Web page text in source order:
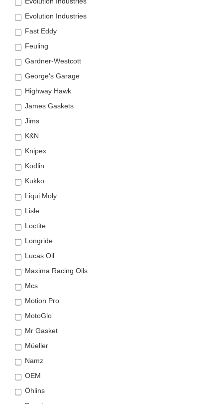
Evolution Industries
Fast Eddy
Feuling
Gardner-Westcott
George's Garage
Highway Hawk
James Gaskets
Jims
K&N
Knipex
Kodlin
Kukko
Liqui Moly
Lisle
Loctite
Longride
Lucas Oil
Maxima Racing Oils
Mcs
Motion Pro
MotoGlo
Mr Gasket
Müeller
Namz
OEM
Öhlins